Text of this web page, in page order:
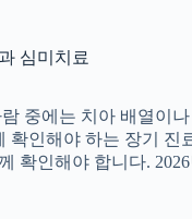
심미치료
중에는 치아 배열
확인해야 하는 장기
확인해야 합니다. 2026